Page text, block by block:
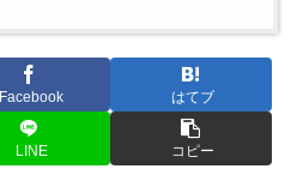
Facebook はてブ
LINE コピー